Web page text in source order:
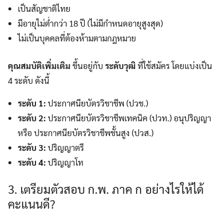
เป็นสัญชาติไทย
มีอายุไม่ต่ำกว่า 18 ปี (ไม่มีกำหนดอายุสูงสุด)
ไม่เป็นบุคคลที่ต้องห้ามตามกฎหมาย
คุณสมบัติเพิ่มเติม ขึ้นอยู่กับ ระดับวุฒิ ที่ใช้สมัคร โดยแบ่งเป็น
4 ระดับ ดังนี้
ระดับ 1: ประกาศนียบัตรวิชาชีพ (ปวช.)
ระดับ 2: ประกาศนียบัตรวิชาชีพเทคนิค (ปวท.) อนุปริญญา
หรือ ประกาศนียบัตรวิชาชีพชั้นสูง (ปวส.)
ระดับ 3: ปริญญาตรี
ระดับ 4: ปริญญาโท
3. เตรียมตัวสอบ ก.พ. ภาค ก อย่างไรให้ได้
คะแนนดี?